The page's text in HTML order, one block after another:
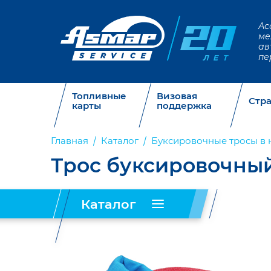
Топливные
карты
Визовая
поддержка
Главная Каталог Буксировочные тросы в
Трос
Каталог
(37)
панели (71)
крепления
(28)